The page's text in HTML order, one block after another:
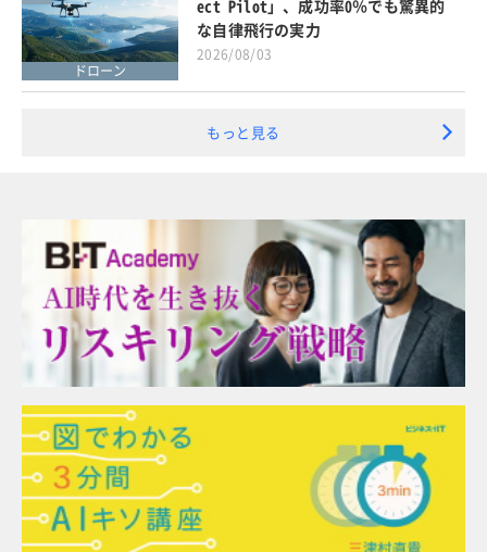
ドローン
ect Pilot」、成功率0％でも驚異的
な自律飛行の実力
2026/08/03
もっと見る